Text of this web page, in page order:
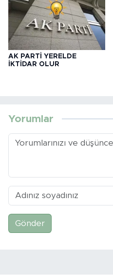
AK PARTİ YERELDE
İKTİDAR OLUR
Yorumlar
Gönder